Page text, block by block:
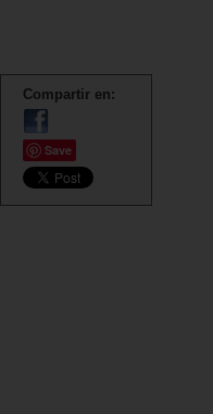
Compartir en:
Save